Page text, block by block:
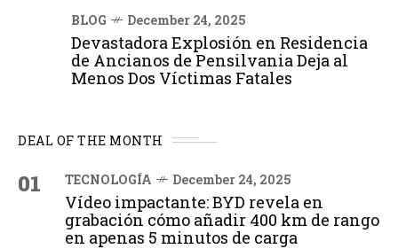
BLOG December 24, 2025
Devastadora Explosión en Residencia
de Ancianos de Pensilvania Deja al
Menos Dos Víctimas Fatales
DEAL OF THE MONTH
01 TECNOLOGÍA December 24, 2025
Vídeo impactante: BYD revela en
grabación cómo añadir 400 km de rango
en apenas 5 minutos de carga